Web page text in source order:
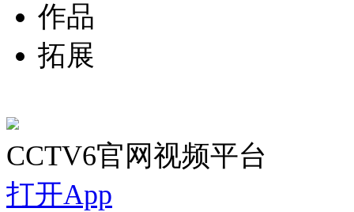
作品
拓展
CCTV6官网视频平台
打开App